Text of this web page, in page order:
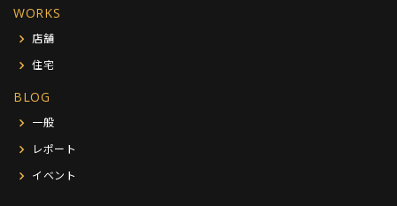
WORKS
店舗
住宅
BLOG
一般
レポート
イベント